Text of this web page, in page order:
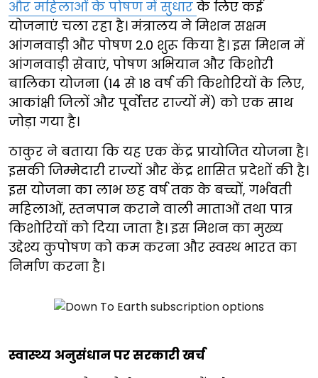
और महिलाओं के पोषण में सुधार के लिए कई
योजनाएं चला रहा है। मंत्रालय ने मिशन सक्षम
आंगनवाड़ी और पोषण 2.0 शुरू किया है। इस मिशन में
आंगनवाड़ी सेवाएं, पोषण अभियान और किशोरी
बालिका योजना (14 से 18 वर्ष की किशोरियों के लिए,
आकांक्षी जिलों और पूर्वोत्तर राज्यों में) को एक साथ
जोड़ा गया है।
ठाकुर ने बताया कि यह एक केंद्र प्रायोजित योजना है।
इसकी जिम्मेदारी राज्यों और केंद्र शासित प्रदेशों की है।
इस योजना का लाभ छह वर्ष तक के बच्चों, गर्भवती
महिलाओं, स्तनपान कराने वाली माताओं तथा पात्र
किशोरियों को दिया जाता है। इस मिशन का मुख्य
उद्देश्य कुपोषण को कम करना और स्वस्थ भारत का
निर्माण करना है।
स्वास्थ्य अनुसंधान पर सरकारी खर्च